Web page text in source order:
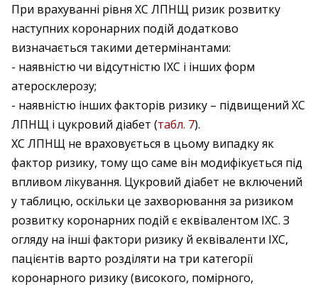
При врахуванні рівня ХС ЛПНЩ ризик розвитку
наступних коронарних подій додатково
визначається такими детермінантами:
- наявністю чи відсутністю ІХС і інших форм
атеросклерозу;
- наявністю інших факторів ризику – підвищений ХС
ЛПНЩ і цукровий діабет (табл. 7).
ХС ЛПНЩ не враховується в цьому випадку як
фактор ризику, тому що саме він модифікується під
впливом лікування. Цукровий діабет не включений
у таблицю, оскільки це захворювання за ризиком
розвитку коронарних подій є еквівалентом ІХС. З
огляду на інші фактори ризику й еквіваленти ІХС,
пацієнтів варто розділяти на три категорії
коронарного ризику (високого, помірного,